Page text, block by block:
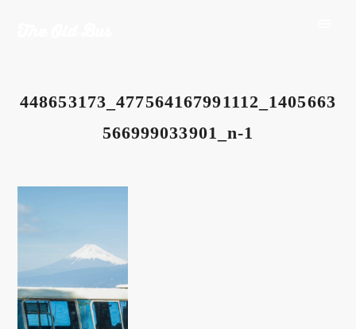
448653173_477564167991112_1405663
566999033901_n-1